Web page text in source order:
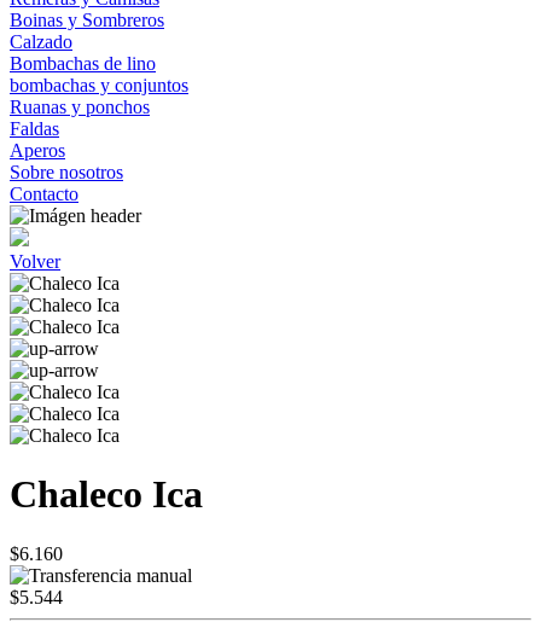
Boinas y Sombreros
Calzado
Bombachas de lino
bombachas y conjuntos
Ruanas y ponchos
Faldas
Aperos
Sobre nosotros
Contacto
Volver
Chaleco Ica
$6.160
$5.544